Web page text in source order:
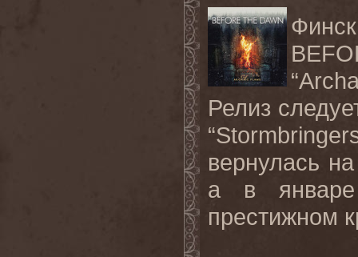
Релиз
вернулась
а в январе
престижном